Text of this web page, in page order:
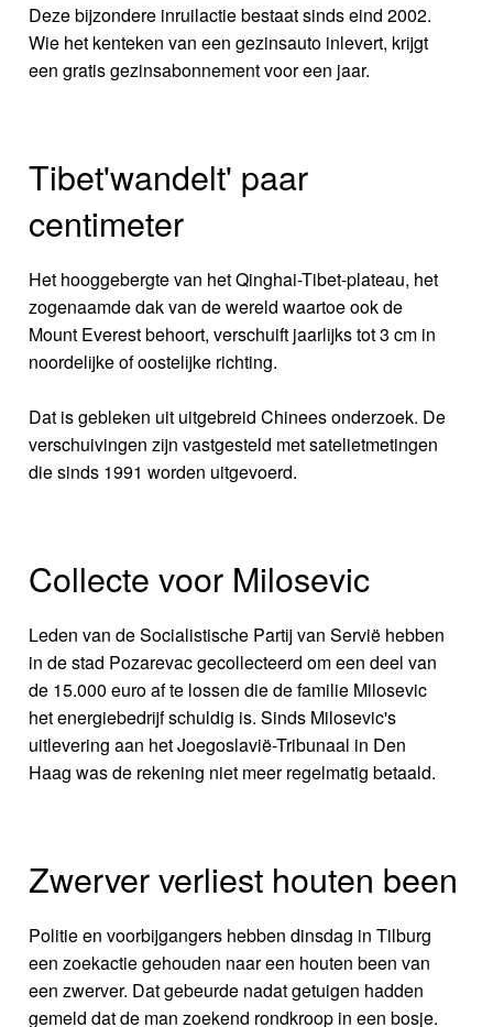
Deze bijzondere inruilactie bestaat sinds eind 2002.
Wie het kenteken van een gezinsauto inlevert, krijgt
een gratis gezinsabonnement voor een jaar.
Tibet'wandelt' paar
centimeter
Het hooggebergte van het Qinghai-Tibet-plateau, het
zogenaamde dak van de wereld waartoe ook de
Mount Everest behoort, verschuift jaarlijks tot 3 cm in
noordelijke of oostelijke richting.
Dat is gebleken uit uitgebreid Chinees onderzoek. De
verschuivingen zijn vastgesteld met satelietmetingen
die sinds 1991 worden uitgevoerd.
Collecte voor Milosevic
Leden van de Socialistische Partij van Servië hebben
in de stad Pozarevac gecollecteerd om een deel van
de 15.000 euro af te lossen die de familie Milosevic
het energiebedrijf schuldig is. Sinds Milosevic's
uitlevering aan het Joegoslavië-Tribunaal in Den
Haag was de rekening niet meer regelmatig betaald.
Zwerver verliest houten been
Politie en voorbijgangers hebben dinsdag in Tilburg
een zoekactie gehouden naar een houten been van
een zwerver. Dat gebeurde nadat getuigen hadden
gemeld dat de man zoekend rondkroop in een bosje.